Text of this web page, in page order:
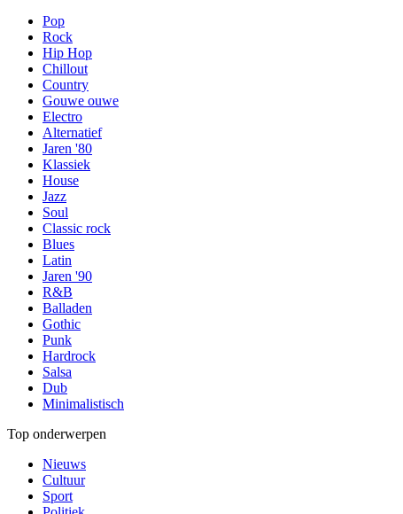
Pop
Rock
Hip Hop
Chillout
Country
Gouwe ouwe
Electro
Alternatief
Jaren '80
Klassiek
House
Jazz
Soul
Classic rock
Blues
Latin
Jaren '90
R&B
Balladen
Gothic
Punk
Hardrock
Salsa
Dub
Minimalistisch
Top onderwerpen
Nieuws
Cultuur
Sport